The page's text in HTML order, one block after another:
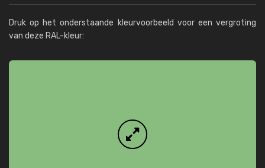
Druk op het onderstaande kleurvoorbeeld voor een vergroting
van deze RAL-kleur: